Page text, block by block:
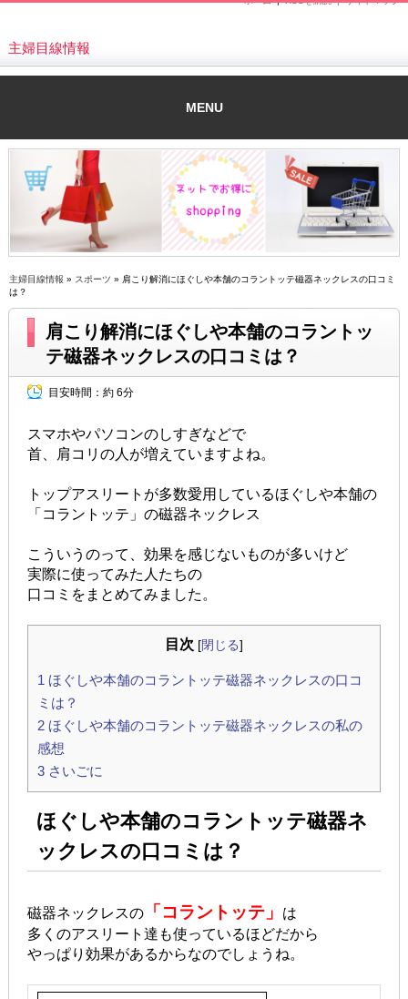
主婦目線情報
MENU
主婦目線情報 » スポーツ » 肩こり解消にほぐしや本舗のコラントッテ磁器ネックレスの口コミ
は？
肩こり解消にほぐしや本舗のコラントッ
テ磁器ネックレスの口コミは？
目安時間： 約 6分
スマホやパソコンのしすぎなどで
首、肩コリの人が増えていますよね。
トップアスリートが多数愛用しているほぐしや本舗の
「コラントッテ」の磁器ネックレス
こういうのって、効果を感じないものが多いけど
実際に使ってみた人たちの
口コミをまとめてみました。
目次 [閉じる]
1 ほぐしや本舗のコラントッテ磁器ネックレスの口コ
ミは？
2ほぐしや本舗のコラントッテ磁器ネックレスの私の
感想
3さいごに
ほぐしや本舗のコラントッテ磁器ネ
ックレスの口コミは？
磁器ネックレスの「コラントッテ」
は
多くのアスリート達も使っているほどだから
やっぱり効果があるからなのでしょうね。